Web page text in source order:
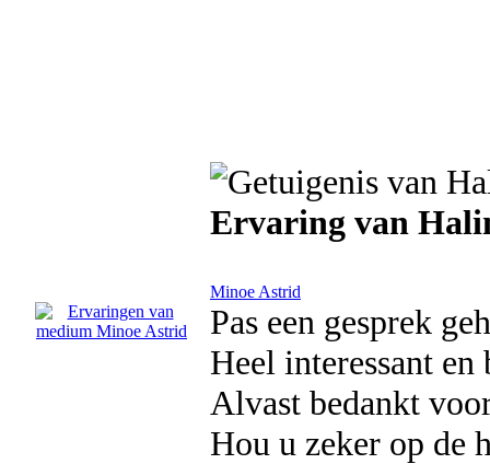
Ervaring van
Minoe Astrid
Pas een gesprek
Heel interessant en
Alvast bedankt
Hou u zeker op de